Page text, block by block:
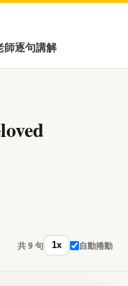
師逐句講解
共 9 句 1x 自動捲動